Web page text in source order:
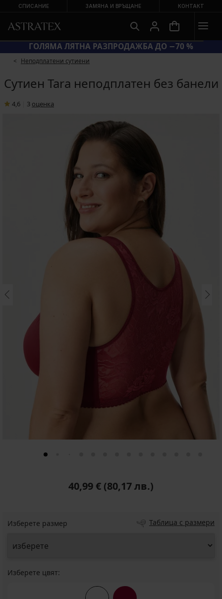
СПИСАНИЕ ЗАМЯНА И ВРЪЩАНЕ КОНТАКТ
ГОЛЯМА ЛЯТНА РАЗПРОДАЖБА ДО −70 %
Неподплатени сутиени
Сутиен Tara неподплатен без банели
4,6 3 oценка
40,99 € (80,17 лв.)
Изберете размер Таблица с размери
Изберете цвят: